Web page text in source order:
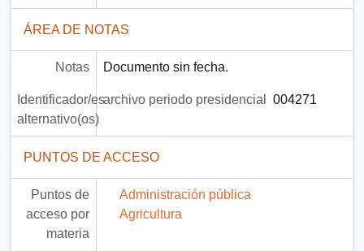
ÁREA DE NOTAS
Notas Documento sin fecha.
Identificador/es
alternativo(os)
archivo periodo presidencial 004271
PUNTOS DE ACCESO
Puntos de
acceso por
materia
Administración pública
Agricultura